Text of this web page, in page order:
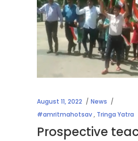
August 11, 2022
News
#amritmahotsav, Tringa Yatra
Prospective